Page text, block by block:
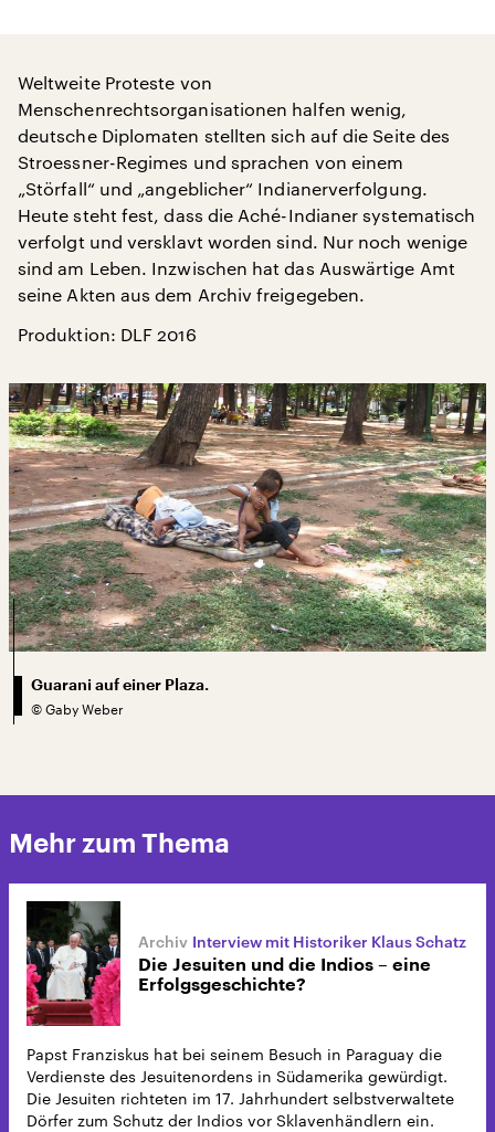
Weltweite Proteste von
Menschenrechtsorganisationen halfen wenig,
deutsche Diplomaten stellten sich auf die Seite des
Stroessner-Regimes und sprachen von einem
„Störfall“ und „angeblicher“ Indianerverfolgung.
Heute steht fest, dass die Aché-Indianer systematisch
verfolgt und versklavt worden sind. Nur noch wenige
sind am Leben. Inzwischen hat das Auswärtige Amt
seine Akten aus dem Archiv freigegeben.
Produktion: DLF 2016
Guarani auf einer Plaza.
© Gaby Weber
Mehr zum Thema
Interview mit Historiker Klaus Schatz
Die Jesuiten und die Indios – eine
Erfolgsgeschichte?
Papst Franziskus hat bei seinem Besuch in Paraguay die
Verdienste des Jesuitenordens in Südamerika gewürdigt.
Die Jesuiten richteten im 17. Jahrhundert selbstverwaltete
Dörfer zum Schutz der Indios vor Sklavenhändlern ein.